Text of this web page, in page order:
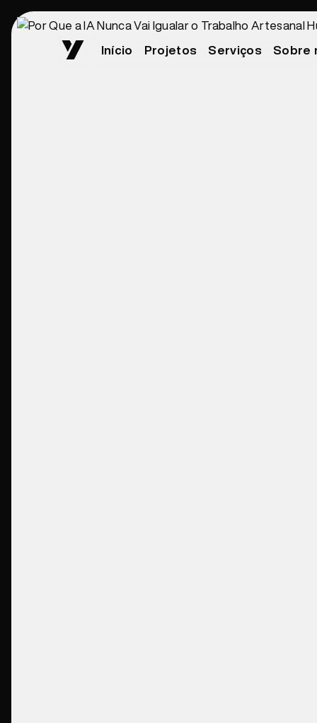
Início Projetos Serviços Sobre